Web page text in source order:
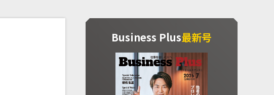
Business Plus最新号